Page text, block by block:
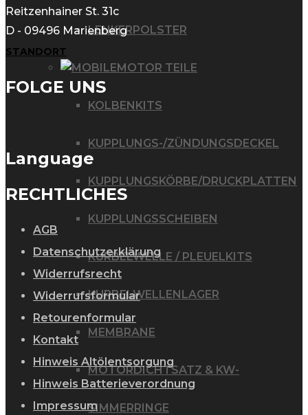
LENKERPOLSTER
MOTOR TEILE
KOLBENKITS
KUPPLUNGS-/ZÜNDUNGSDECKEL
KUPPLUNGSKÖRBE/DRUCKPLATTEN
KUPPLUNGSSCHEIBEN
KURBELWELLE / PLEUELKITS
KURBELWELLENLAGER
MEMBRANE
MOTORDICHTSATZ & KW-
SIMMERRINGE
Reitzenhainer St. 31c
D - 09496 Marienberg
STANDORT
FOLGE UNS
Language
RECHTLICHES
AGB
Datenschutzerklärung
Widerrufsrecht
Widerrufsformular
Retourenformular
Kontakt
Hinweis Altölentsorgung
Hinweis Batterieverordnung
Impressum